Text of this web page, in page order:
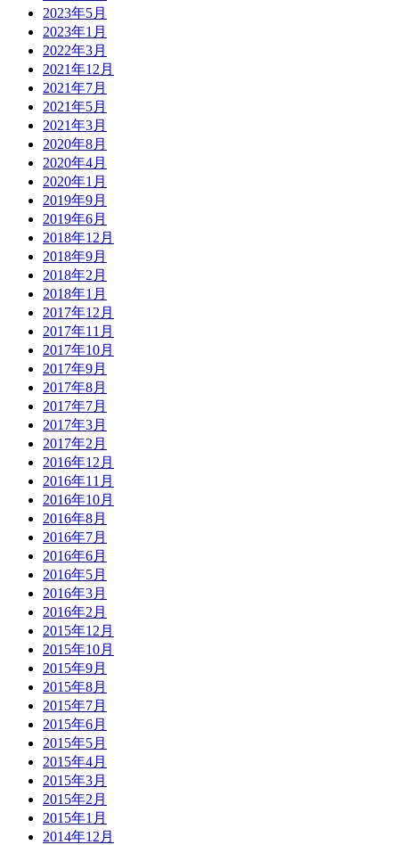
2023年5月
2023年1月
2022年3月
2021年12月
2021年7月
2021年5月
2021年3月
2020年8月
2020年4月
2020年1月
2019年9月
2019年6月
2018年12月
2018年9月
2018年2月
2018年1月
2017年12月
2017年11月
2017年10月
2017年9月
2017年8月
2017年7月
2017年3月
2017年2月
2016年12月
2016年11月
2016年10月
2016年8月
2016年7月
2016年6月
2016年5月
2016年3月
2016年2月
2015年12月
2015年10月
2015年9月
2015年8月
2015年7月
2015年6月
2015年5月
2015年4月
2015年3月
2015年2月
2015年1月
2014年12月